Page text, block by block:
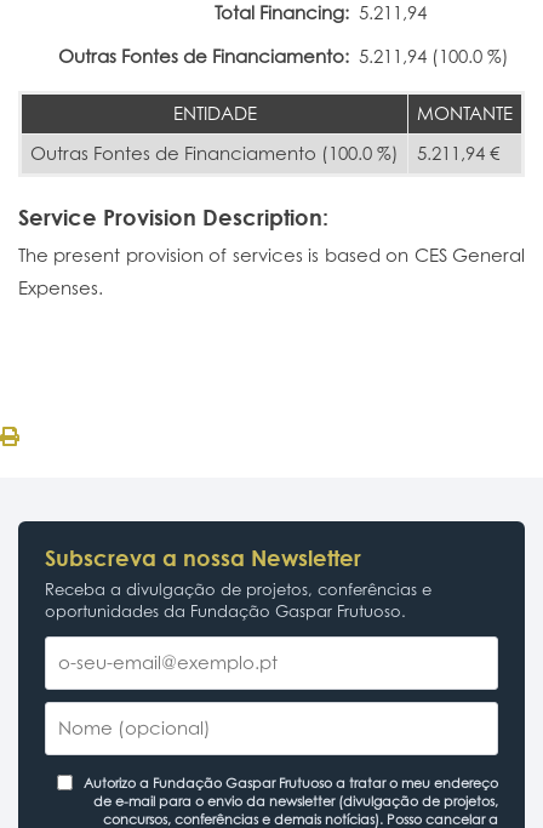
Total Financing: 5.211,94
Outras Fontes de Financiamento: 5.211,94 (100.0 %)
ENTIDADE
MONTANTE
Outras Fontes de Financiamento (100.0 %)
5.211,94 €
Service Provision Description:
The present provision of services is based on CES General
Expenses.
Subscreva a nossa Newsletter
Receba a divulgação de projetos, conferências e
oportunidades da Fundação Gaspar Frutuoso.
Autorizo a Fundação Gaspar Frutuoso a tratar o meu endereço
de e-mail para o envio da newsletter (divulgação de projetos,
concursos, conferências e demais notícias). Posso cancelar a